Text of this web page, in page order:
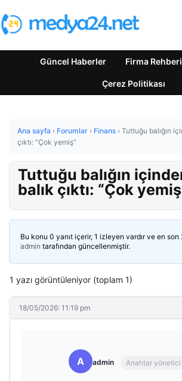
Güncel Haberler Firma Rehberi
Çerez Politikası
Ana sayfa › Forumlar › Finans › Tuttuğu balığın
çıktı: “Çok yemiş”
Tuttuğu balığın
balık çıktı: “Çok
Bu konu 0 yanıt içerir, 1 izleyen vardır ve en son
admin tarafından güncellenmiştir.
1 yazı görüntüleniyor (toplam 1)
18/05/2026: 11:19 pm
A admin Anahtar yönetici